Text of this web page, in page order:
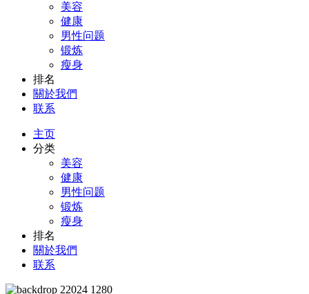
美容
健康
男性问题
锻炼
瘦身
排名
關於我們
联系
主页
分类
美容
健康
男性问题
锻炼
瘦身
排名
關於我們
联系